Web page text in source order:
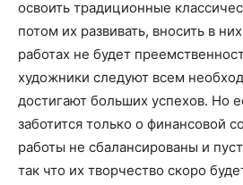
освоить традиционные
потом их развивать, вносить в
работах не будет
художники следуют всем
достигают больших успехов. Но
заботится только о финансовой
работы не сбалансированы и
так что их творчество скоро